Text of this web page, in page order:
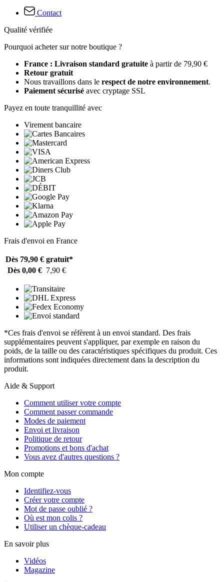
Contact
Qualité vérifiée
Pourquoi acheter sur notre boutique ?
France : Livraison standard gratuite à partir de 79,90 €
Retour gratuit
Nous travaillons dans le respect de notre environnement.
Paiement sécurisé avec cryptage SSL
Payez en toute tranquillité avec
Virement bancaire
Frais d'envoi en France
Dès 79,90 € gratuit*
Dès 0,00 € 7,90 €
*Ces frais d'envoi se réfèrent à un envoi standard. Des frais
supplémentaires peuvent s'appliquer, par exemple en raison du
poids, de la taille ou des caractéristiques spécifiques du produit. Ces
informations sont indiquées directement dans la description du
produit.
Aide & Support
Comment utiliser votre compte
Comment passer commande
Modes de paiement
Envoi et livraison
Politique de retour
Promotions et bons d'achat
Vous avez d'autres questions ?
Mon compte
Identifiez-vous
Créer votre compte
Mot de passe oublié ?
Où est mon colis ?
Utiliser un chèque-cadeau
En savoir plus
Vidéos
Magazine